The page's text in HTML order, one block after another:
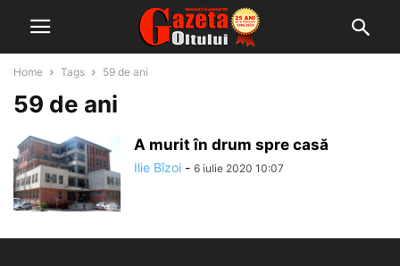
Home Tags 59 de ani
59 de ani
A murit în drum spre casă
Ilie Bîzoi - 6 iulie 2020 10:07